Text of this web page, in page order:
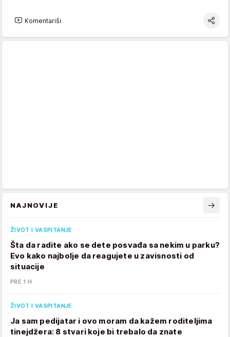
Komentariši
NAJNOVIJE
ŽIVOT I VASPITANJE
Šta da radite ako se dete posvađa sa nekim u parku?
Evo kako najbolje da reagujete u zavisnosti od
situacije
PRE 1 H
ŽIVOT I VASPITANJE
Ja sam pedijatar i ovo moram da kažem roditeljima
tinejdžera: 8 stvari koje bi trebalo da znate